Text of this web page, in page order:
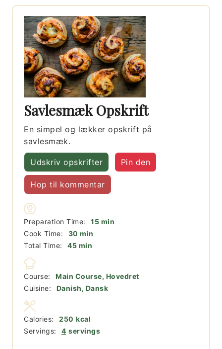
Savlesmæk Opskrift
En simpel og lækker opskrift på
savlesmæk.
Udskriv opskrifter Pin den
Hop til kommentar
Preparation Time: 15minutter
min
Cook Time:
30 minutter
min
Total Time:
45minutter
min
Course:
Main Course, Hovedret
Cuisine:
Danish, Dansk
Servings: 4 servings
Calories: 250 kcal